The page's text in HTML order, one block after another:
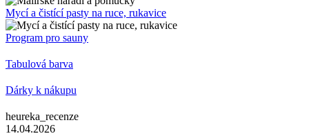
Mycí a čistící pasty na ruce, rukavice
Program pro sauny
Tabulová barva
Dárky k nákupu
heureka_recenze
14.04.2026